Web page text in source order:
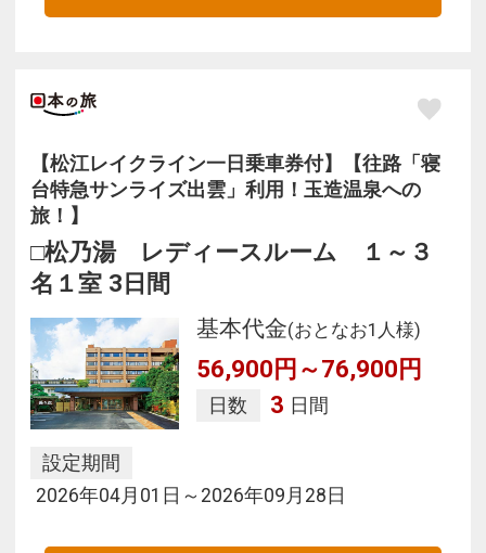
【松江レイクライン一日乗車券付】【往路「寝
台特急サンライズ出雲」利用！玉造温泉への
旅！】
□松乃湯 レディースルーム １～３
名１室 3日間
基本代金(おとなお1人様)
56,900円～76,900円
日数 3 日間
設定期間
2026年04月01日～2026年09月28日